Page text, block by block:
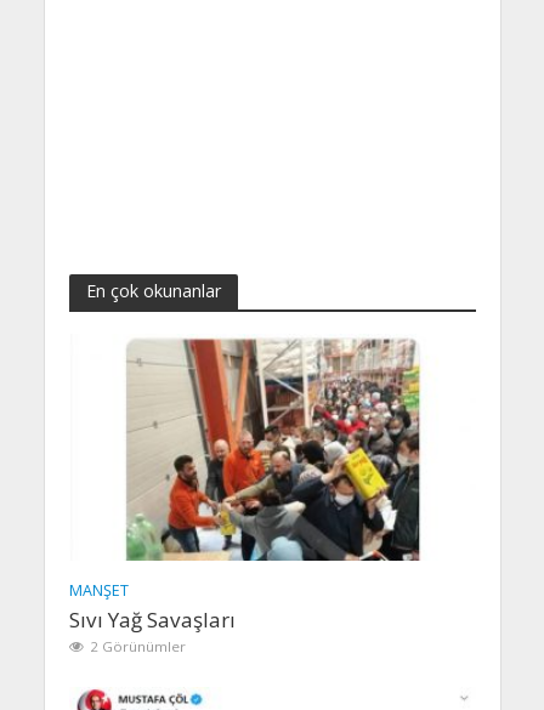
En çok okunanlar
MANŞET
Sıvı Yağ Savaşları
2 Görünümler